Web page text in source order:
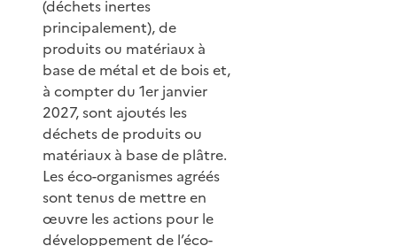
(déchets inertes
principalement), de
produits ou matériaux à
base de métal et de bois et,
à compter du 1er janvier
2027, sont ajoutés les
déchets de produits ou
matériaux à base de plâtre.
Les éco-organismes agréés
sont tenus de mettre en
œuvre les actions pour le
développement de l’éco-